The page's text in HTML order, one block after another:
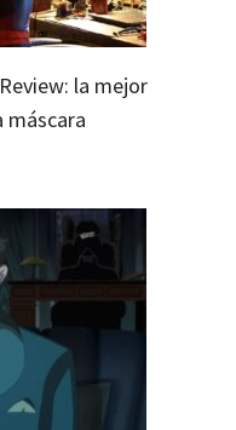
la mejor
máscara